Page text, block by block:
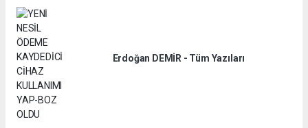
Erdoğan DEMİR - Tüm Yazıları